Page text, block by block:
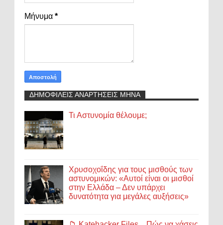
Μήνυμα *
ΔΗΜΟΦΙΛΕΙΣ ΑΝΑΡΤΗΣΕΙΣ ΜΗΝΑ
Τι Αστυνομία θέλουμε;
Χρυσοχοΐδης για τους μισθούς των
αστυνομικών: «Αυτοί είναι οι μισθοί
στην Ελλάδα – Δεν υπάρχει
δυνατότητα για μεγάλες αυξήσεις»